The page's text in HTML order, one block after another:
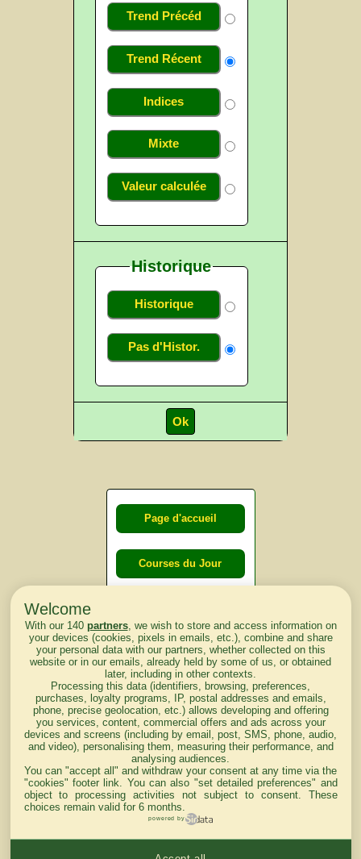
Trend Précéd
Trend Récent
Indices
Mixte
Valeur calculée
Historique
Historique
Pas d'Histor.
Page d'accueil
Courses du Jour
lendemain
Courses
d'aujourd'hui
Haut de Page
Welcome
With our 140 partners, we wish to store and access information on
your devices (cookies, pixels in emails, etc.), combine and share
your personal data with our partners, whether collected on this
website or in our emails, already held by some of us, or obtained
later, including in other contexts.
Processing this data (identifiers, browsing, preferences,
purchases, loyalty programs, IP, postal addresses and emails,
phone, precise geolocation, etc.) allows developing and offering
you services, content, commercial offers and ads across your
devices and screens (including by email, post, SMS, phone, audio,
and video), personalising them, measuring their performance, and
analysing audiences.
You can "accept all" and withdraw your consent at any time via the
"cookies" footer link . You can also "set detailed preferences" and
object to processing activities not subject to consent. These
choices remain valid for 6 months.
powered by